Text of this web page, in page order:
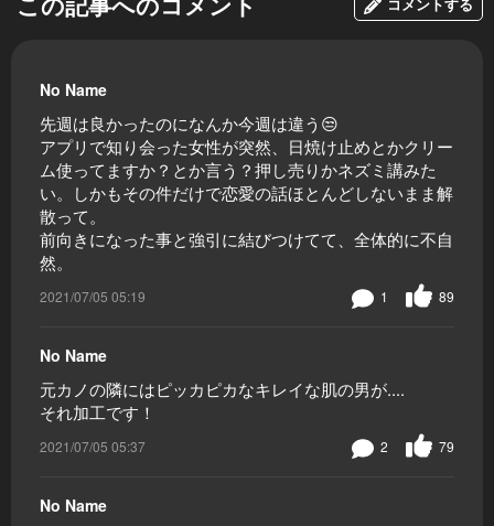
コメントする
No Name
先週は良かったのになんか今週は違う😒
アプリで知り会った女性が突然、日焼け止めとかクリー
ム使ってますか？とか言う？押し売りかネズミ講みた
い。しかもその件だけで恋愛の話ほとんどしないまま解
散って。
前向きになった事と強引に結びつけてて、全体的に不自
然。
2021/07/05 05:19 89
1
No Name
元カノの隣にはピッカピカなキレイな肌の男が....
それ加工です！
2021/07/05 05:37 79
2
No Name